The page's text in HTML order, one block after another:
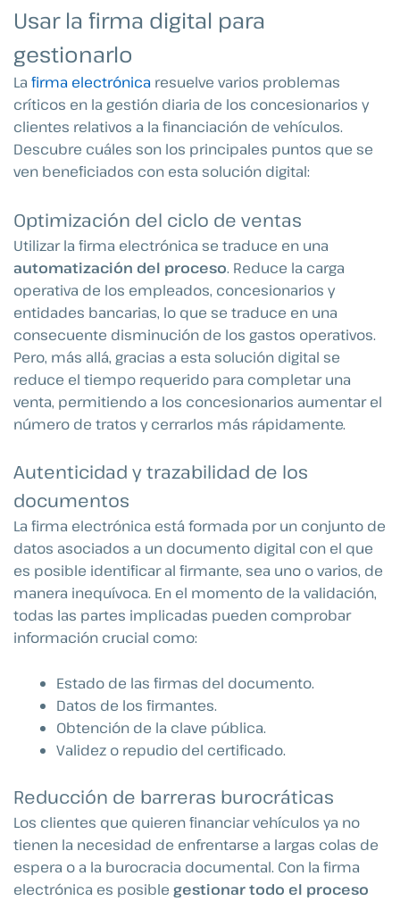
Usar la firma digital para
gestionarlo
La firma electrónica resuelve varios problemas
críticos en la gestión diaria de los concesionarios y
clientes relativos a la financiación de vehículos.
Descubre cuáles son los principales puntos que se
ven beneficiados con esta solución digital:
Optimización del ciclo de ventas
Utilizar la firma electrónica se traduce en una
automatización del proceso. Reduce la carga
operativa de los empleados, concesionarios y
entidades bancarias, lo que se traduce en una
consecuente disminución de los gastos operativos.
Pero, más allá, gracias a esta solución digital se
reduce el tiempo requerido para completar una
venta, permitiendo a los concesionarios aumentar el
número de tratos y cerrarlos más rápidamente.
Autenticidad y trazabilidad de los
documentos
La firma electrónica está formada por un conjunto de
datos asociados a un documento digital con el que
es posible identificar al firmante, sea uno o varios, de
manera inequívoca. En el momento de la validación,
todas las partes implicadas pueden comprobar
información crucial como:
Estado de las firmas del documento.
Datos de los firmantes.
Obtención de la clave pública.
Validez o repudio del certificado.
Reducción de barreras burocráticas
Los clientes que quieren financiar vehículos ya no
tienen la necesidad de enfrentarse a largas colas de
espera o a la burocracia documental. Con la firma
electrónica es posible gestionar todo el proceso